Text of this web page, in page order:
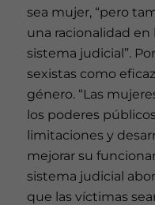
sea mujer, “pero
una racionalidad
sistema judicial”.
sexistas como
género. “Las
los poderes
limitaciones y
mejorar su
sistema judicial
que las víctimas